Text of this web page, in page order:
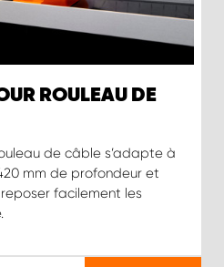
ROULEAU DE
de câble s’adapte à
mm de profondeur et
facilement les